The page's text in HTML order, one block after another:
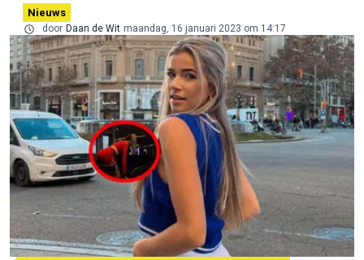
Nieuws
door Daan de Wit maandag, 16 januari 2023 om 14:17